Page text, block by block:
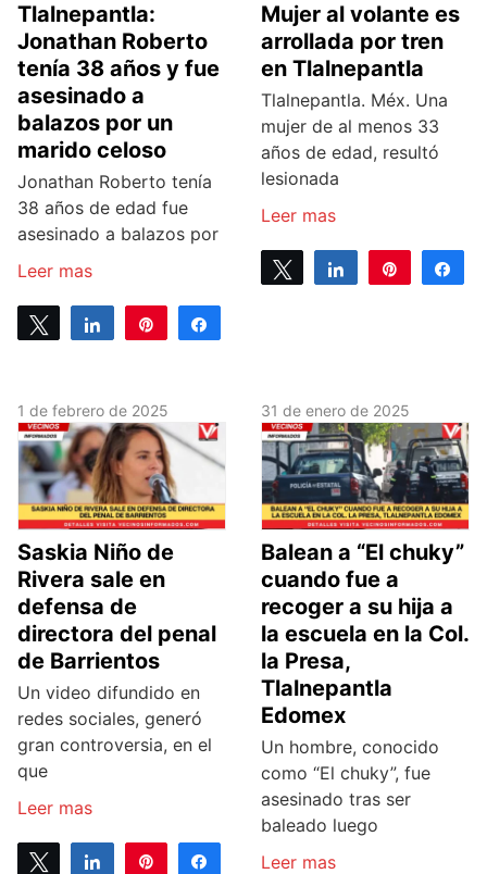
Tlalnepantla:
Jonathan Roberto
tenía 38 años y fue
asesinado a
balazos por un
marido celoso
Jonathan Roberto tenía
38 años de edad fue
asesinado a balazos por
Leer mas
Tweet Share Pin
Mujer al volante es
arrollada por tren
en Tlalnepantla
Tlalnepantla. Méx. Una
mujer de al menos 33
años de edad, resultó
lesionada
Leer mas
Tweet Share Pin
1 de febrero de 2025
Saskia Niño de
Rivera sale en
defensa de
directora del penal
de Barrientos
Un video difundido en
redes sociales, generó
gran controversia, en el
que
Leer mas
Tweet Share Pin
31 de enero de 2025
Balean a “El chuky”
cuando fue a
recoger a su hija a
la escuela en la Col.
la Presa,
Tlalnepantla
Edomex
Un hombre, conocido
como “El chuky”, fue
asesinado tras ser
baleado luego
Leer mas